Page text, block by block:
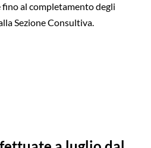
al completamento degli
Sezione Consultiva.